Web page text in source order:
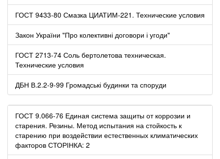
ГОСТ 9433-80 Смазка ЦИАТИМ-221. Технические условия
Закон України "Про колективні договори і угоди"
ГОСТ 2713-74 Соль бертолетова техническая.
Технические условия
ДБН В.2.2-9-99 Громадські будинки та споруди
ГОСТ 9.066-76 Единая система защиты от коррозии и
старения. Резины. Метод испытания на стойкость к
старению при воздействии естественных климатических
факторов СТОРІНКА: 2